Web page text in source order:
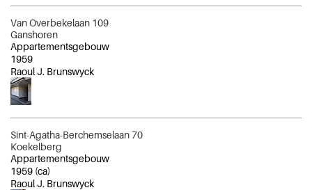
Van Overbekelaan 109
Ganshoren
Appartementsgebouw
1959
Raoul J. Brunswyck
Sint-Agatha-Berchemselaan 70
Koekelberg
Appartementsgebouw
1959 (ca)
Raoul J. Brunswyck